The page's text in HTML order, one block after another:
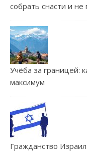
собрать снасти и
Учёба за границей:
максимум
Гражданство